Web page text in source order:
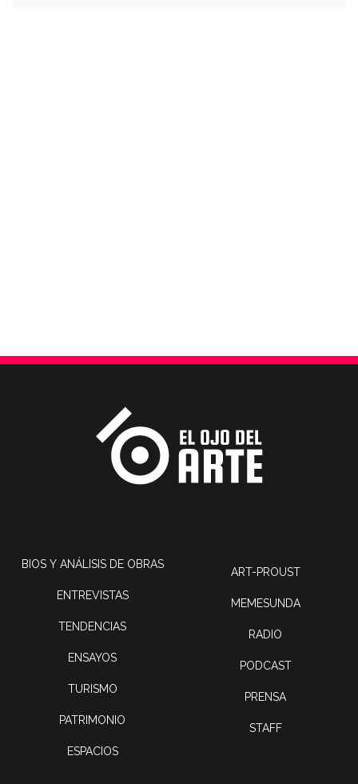
BIOS Y ANÁLISIS DE OBRAS
ENTREVISTAS
TENDENCIAS
ENSAYOS
TURISMO
PATRIMONIO
ESPACIOS
ART-PROUST
MEMESUNDA
RADIO
PODCAST
PRENSA
STAFF